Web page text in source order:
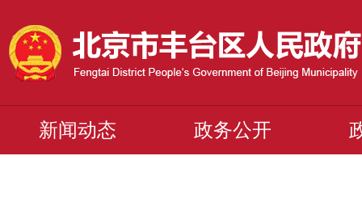
新闻动态 政务公开